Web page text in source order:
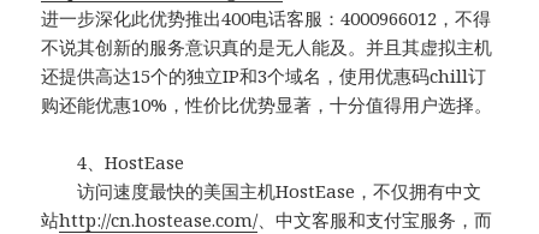
进一步深化此优势推出400电话客服：4000966012，不得
不说其创新的服务意识真的是无人能及。并且其虚拟主机
还提供高达15个的独立IP和3个域名，使用优惠码chill订
购还能优惠10%，性价比优势显著，十分值得用户选择。
4、HostEase
访问速度最快的美国主机HostEase，不仅拥有中文
站http://cn.hostease.com/、中文客服和支付宝服务，而